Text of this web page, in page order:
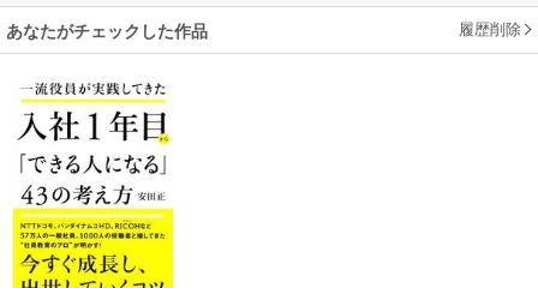
あなたがチェックした作品 履歴削除